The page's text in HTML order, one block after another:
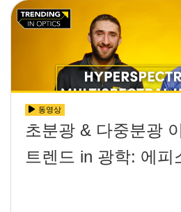
동영상
초분광 & 다중분광
트렌드 in 광학: 에피